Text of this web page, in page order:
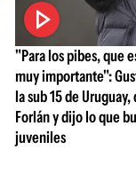
"Para los pibes, que
muy importante":
la sub 15 de
Forlán y dijo lo que
juveniles